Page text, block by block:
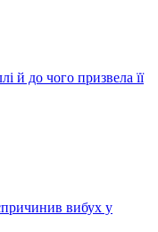
й до чого призвела її
вибух у